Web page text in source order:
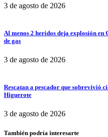
3 de agosto de 2026
Al menos 2 heridos deja explosión
de gas
3 de agosto de 2026
Rescatan a pescador que sobrevivió
Higuerote
3 de agosto de 2026
También podría interesarte